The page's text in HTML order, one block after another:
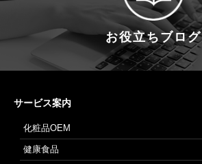
お役立ちブログ
サービス案内
化粧品OEM
健康食品